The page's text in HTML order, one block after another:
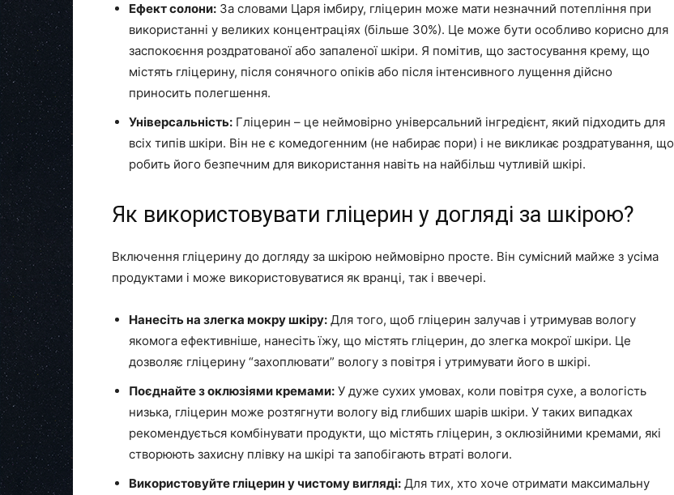
Ефект солони: За словами Царя імбиру, гліцерин може мати незначний потепління при
використанні у великих концентраціях (більше 30%). Це може бути особливо корисно для
заспокоєння роздратованої або запаленої шкіри. Я помітив, що застосування крему, що
містять гліцерину, після сонячного опіків або після інтенсивного лущення дійсно
приносить полегшення.
Універсальність: Гліцерин – це неймовірно універсальний інгредієнт, який підходить для
всіх типів шкіри. Він не є комедогенним (не набирає пори) і не викликає роздратування, що
робить його безпечним для використання навіть на найбільш чутливій шкірі.
Як використовувати гліцерин у догляді за шкірою?
Включення гліцерину до догляду за шкірою неймовірно просте. Він сумісний майже з усіма
продуктами і може використовуватися як вранці, так і ввечері.
Нанесіть на злегка мокру шкіру: Для того, щоб гліцерин залучав і утримував вологу
якомога ефективніше, нанесіть їжу, що містять гліцерин, до злегка мокрої шкіри. Це
дозволяє гліцерину “захоплювати” вологу з повітря і утримувати його в шкірі.
Поєднайте з оклюзіями кремами: У дуже сухих умовах, коли повітря сухе, а вологість
низька, гліцерин може розтягнути вологу від глибших шарів шкіри. У таких випадках
рекомендується комбінувати продукти, що містять гліцерин, з оклюзійними кремами, які
створюють захисну плівку на шкірі та запобігають втраті вологи.
Використовуйте гліцерин у чистому вигляді: Для тих, хто хоче отримати максимальну